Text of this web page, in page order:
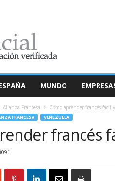
MUNDO
Alianza Francesa Cómo aprender francés fácil
FRANCESA VENEZUELA
francés